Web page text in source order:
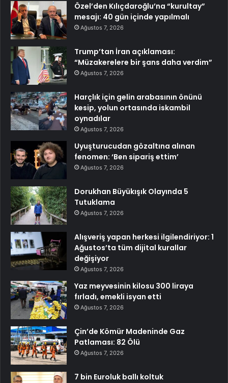
Özel’den Kılıçdaroğlu’na “kurultay”
mesajı: 40 gün içinde yapılmalı
Ağustos 7, 2026
Trump’tan İran açıklaması:
“Müzakerelere bir şans daha verdim”
Ağustos 7, 2026
Harçlık için gelin arabasının önünü
kesip, yolun ortasında iskambil
oynadılar
Ağustos 7, 2026
Uyuşturucudan gözaltına alınan
fenomen: ‘Ben sipariş ettim’
Ağustos 7, 2026
Dorukhan Büyükışık Olayında 5
Tutuklama
Ağustos 7, 2026
Alışveriş yapan herkesi ilgilendiriyor: 1
Ağustos’ta tüm dijital kurallar
değişiyor
Ağustos 7, 2026
Yaz meyvesinin kilosu 300 liraya
fırladı, emekli isyan etti
Ağustos 7, 2026
Çin’de Kömür Madeninde Gaz
Patlaması: 82 Ölü
Ağustos 7, 2026
7 bin Euroluk ballı koltuk